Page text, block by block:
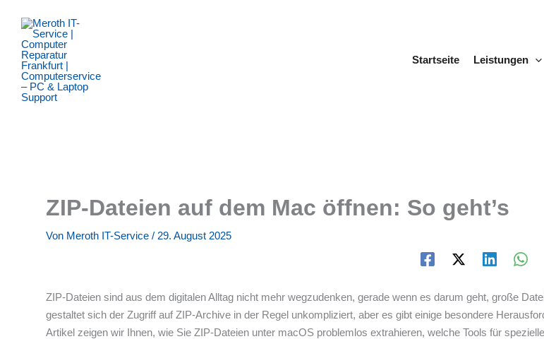
Inhalt
springen
Startseite
Leistungen
ZIP-Dateien auf dem Mac öffnen: So geht’s
Von Meroth IT-Service / 29. August 2025
ZIP-Dateien sind aus dem digitalen Alltag nicht mehr wegzudenken, gerade wenn es darum geht, große
gestaltet sich der Zugriff auf ZIP-Archive in der Regel unkompliziert, aber es gibt einige besondere
Artikel zeigen wir Ihnen, wie Sie ZIP-Dateien unter macOS problemlos extrahieren, welche Tools für